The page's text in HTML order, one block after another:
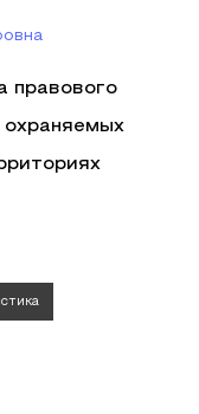
правового
охраняемых